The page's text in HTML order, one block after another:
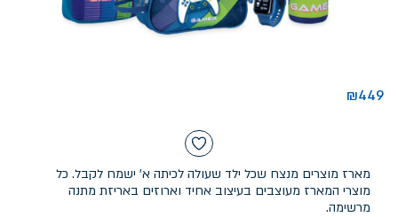
₪449
מארז מוצרים מנצח שכל ילד שעולה לכיתה א' ישמח לקבל. כל
מוצרי המארז מעוצבים בעיצוב אחיד וארוזים באריזת מתנה
מרשימה.